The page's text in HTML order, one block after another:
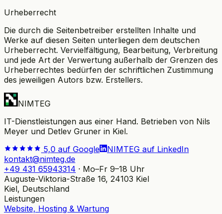
Urheberrecht
Die durch die Seitenbetreiber erstellten Inhalte und
Werke auf diesen Seiten unterliegen dem deutschen
Urheberrecht. Vervielfältigung, Bearbeitung, Verbreitung
und jede Art der Verwertung außerhalb der Grenzen des
Urheberrechtes bedürfen der schriftlichen Zustimmung
des jeweiligen Autors bzw. Erstellers.
NIMTEG
IT-Dienstleistungen aus einer Hand. Betrieben von Nils
Meyer und Detlev Gruner in Kiel.
5,0 auf Google
NIMTEG auf LinkedIn
kontakt@nimteg.de
+49 431 65943314 · Mo–Fr 9–18 Uhr
Auguste-Viktoria-Straße 16, 24103 Kiel
Kiel, Deutschland
Leistungen
Website, Hosting & Wartung